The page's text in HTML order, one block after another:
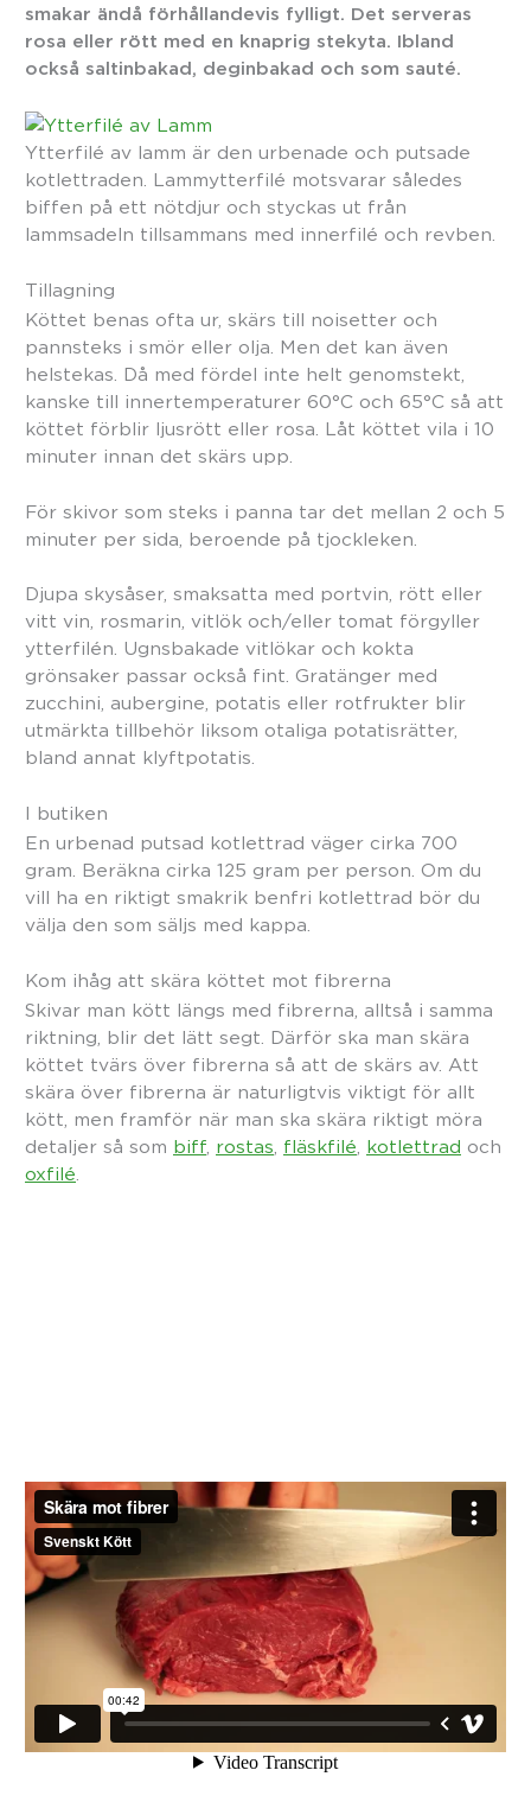
smakar ändå förhållandevis fylligt. Det serveras
rosa eller rött med en knaprig stekyta. Ibland
också saltinbakad, deginbakad och som sauté.
Ytterfilé av lamm är den urbenade och putsade
kotlettraden. Lammytterfilé motsvarar således
biffen på ett nötdjur och styckas ut från
lammsadeln tillsammans med innerfilé och revben.
Tillagning
Köttet benas ofta ur, skärs till noisetter och
pannsteks i smör eller olja. Men det kan även
helstekas. Då med fördel inte helt genomstekt,
kanske till innertemperaturer 60°C och 65°C så att
köttet förblir ljusrött eller rosa. Låt köttet vila i 10
minuter innan det skärs upp.
För skivor som steks i panna tar det mellan 2 och 5
minuter per sida, beroende på tjockleken.
Djupa skysåser, smaksatta med portvin, rött eller
vitt vin, rosmarin, vitlök och/eller tomat förgyller
ytterfilén. Ugnsbakade vitlökar och kokta
grönsaker passar också fint. Gratänger med
zucchini, aubergine, potatis eller rotfrukter blir
utmärkta tillbehör liksom otaliga potatisrätter,
bland annat klyftpotatis.
I butiken
En urbenad putsad kotlettrad väger cirka 700
gram. Beräkna cirka 125 gram per person. Om du
vill ha en riktigt smakrik benfri kotlettrad bör du
välja den som säljs med kappa.
Kom ihåg att skära köttet mot fibrerna
Skivar man kött längs med fibrerna, alltså i samma
riktning, blir det lätt segt. Därför ska man skära
köttet tvärs över fibrerna så att de skärs av. Att
skära över fibrerna är naturligtvis viktigt för allt
kött, men framför när man ska skära riktigt möra
detaljer så som biff, rostas, fläskfilé, kotlettrad och
oxfilé.